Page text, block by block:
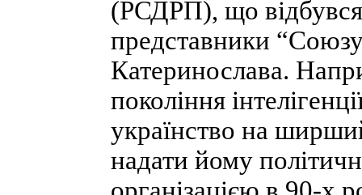
(РСДРП), що
представники
Катеринослава.
покоління
українство на
надати йому